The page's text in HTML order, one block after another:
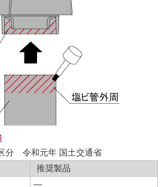
分 令和元年 国土交通省
推奨製品
―